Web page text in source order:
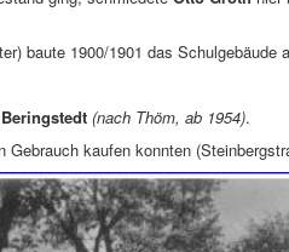
baute 1900/1901 das Schulgebäude
(nach Thöm, ab 1954).
kaufen konnten